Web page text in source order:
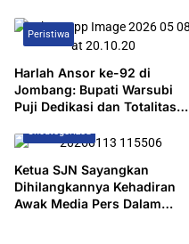
Peristiwa
Harlah Ansor ke-92 di
Jombang: Bupati Warsubi
Puji Dedikasi dan Totalitas
Uncategorized
Ketua SJN Sayangkan
Dihilangkannya Kehadiran
Awak Media Pers Dalam